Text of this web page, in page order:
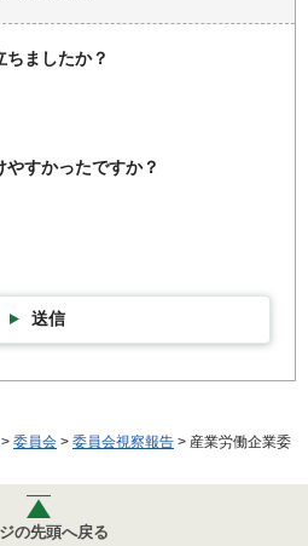
ちましたか？
すかったですか？
送信
委員会 > 委員会視察報告 > 産業労働企業委
の先頭へ戻る